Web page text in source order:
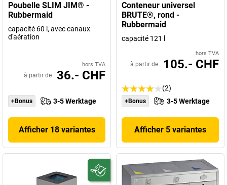
Poubelle SLIM JIM® -
Rubbermaid
capacité 60 l, avec canaux
d'aération
hors TVA
à partir de 36.- CHF
+Bonus 3-5 Werktage
Afficher 18 variantes
Conteneur universel
BRUTE®, rond -
Rubbermaid
capacité 121 l
hors TVA
à partir de 105.- CHF
(2)
+Bonus 3-5 Werktage
Afficher 5 variantes